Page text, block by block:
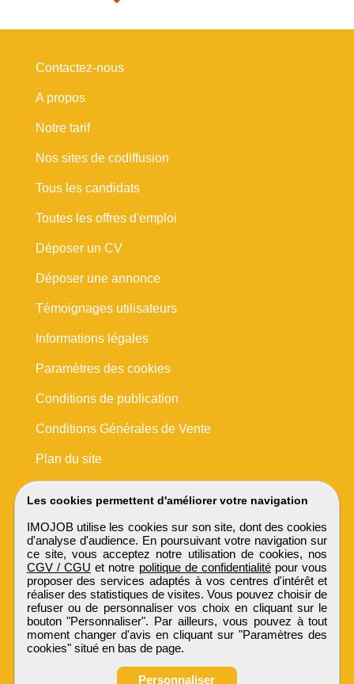
Les cookies permettent d'améliorer votre navigation
IMOJOB utilise les cookies sur son site, dont des cookies
d'analyse d'audience. En poursuivant votre navigation sur
ce site, vous acceptez notre utilisation de cookies, nos
CGV / CGU et notre politique de confidentialité pour vous
proposer des services adaptés à vos centres d'intérêt et
réaliser des statistiques de visites. Vous pouvez choisir de
refuser ou de personnaliser vos choix en cliquant sur le
bouton "Personnaliser". Par ailleurs, vous pouvez à tout
moment changer d'avis en cliquant sur "Paramètres des
cookies" situé en bas de page.
Personnaliser
Contactez-nous
A propos
Notre tarif
Nos sites de codiffusion
Tous les candidats
Toutes les offres d'emploi
Déposer un CV
Déposer une annonce
Témoignages utilisateurs
Informations légales
Paramètres des cookies
Conditions de publication
Conditions Générales de Vente
Plan du site